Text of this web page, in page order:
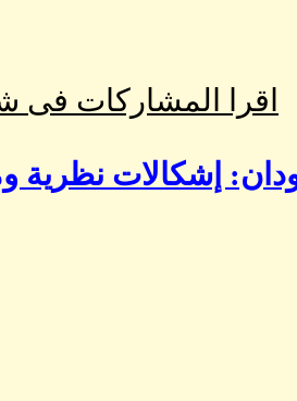
اقرا المشاركات فى